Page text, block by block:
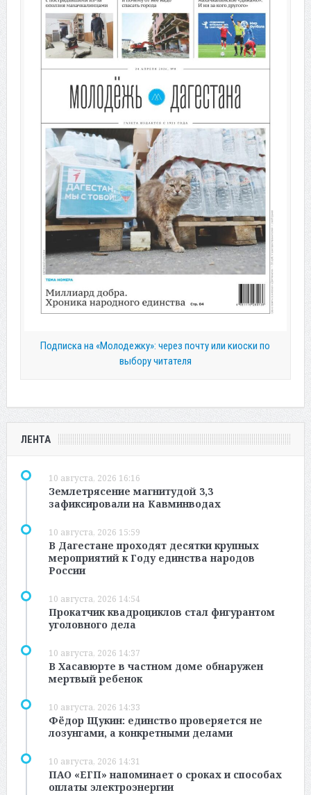
Подписка на «Молодежку»: через почту или киоски по
выбору читателя
ЛЕНТА
10 августа, 2026 16:16
Землетрясение магнитудой 3,3
зафиксировали на Кавминводах
10 августа, 2026 15:59
В Дагестане проходят десятки крупных
мероприятий к Году единства народов
России
10 августа, 2026 14:54
Прокатчик квадроциклов стал фигурантом
уголовного дела
10 августа, 2026 14:37
В Хасавюрте в частном доме обнаружен
мертвый ребенок
10 августа, 2026 14:33
Фёдор Щукин: единство проверяется не
лозунгами, а конкретными делами
10 августа, 2026 14:31
ПАО «ЕГП» напоминает о сроках и способах
оплаты электроэнергии